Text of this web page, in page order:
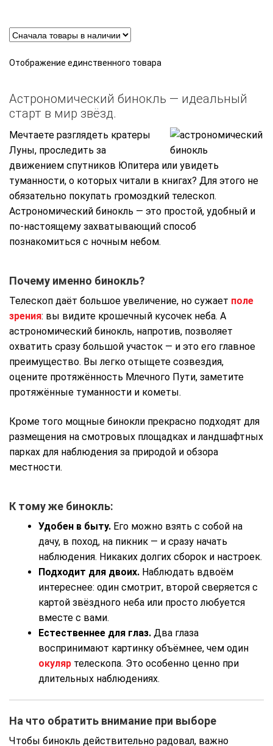
Отображение единственного товара
Астрономический бинокль — идеальный
старт в мир звёзд.
Мечтаете разглядеть кратеры
Луны, проследить за
движением спутников Юпитера или увидеть
туманности, о которых читали в книгах? Для этого не
обязательно покупать громоздкий телескоп.
Астрономический бинокль — это простой, удобный и
по-настоящему захватывающий способ
познакомиться с ночным небом.
Почему именно бинокль?
Телескоп даёт большое увеличение, но сужает поле
зрения: вы видите крошечный кусочек неба. А
астрономический бинокль, напротив, позволяет
охватить сразу большой участок — и это его главное
преимущество. Вы легко отыщете созвездия,
оцените протяжённость Млечного Пути, заметите
протяжённые туманности и кометы.
Кроме того мощные бинокли прекрасно подходят для
размещения на смотровых площадках и ландшафтных
парках для наблюдения за природой и обзора
местности.
К тому же бинокль:
Удобен в быту. Его можно взять с собой на
дачу, в поход, на пикник — и сразу начать
наблюдения. Никаких долгих сборок и настроек.
Подходит для двоих. Наблюдать вдвоём
интереснее: один смотрит, второй сверяется с
картой звёздного неба или просто любуется
вместе с вами.
Естественнее для глаз. Два глаза
воспринимают картинку объёмнее, чем один
окуляр телескопа. Это особенно ценно при
длительных наблюдениях.
На что обратить внимание при выборе
Чтобы бинокль действительно радовал, важно